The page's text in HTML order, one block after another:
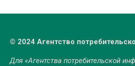
© 2024 Агентство
Для «Агентства потребительской